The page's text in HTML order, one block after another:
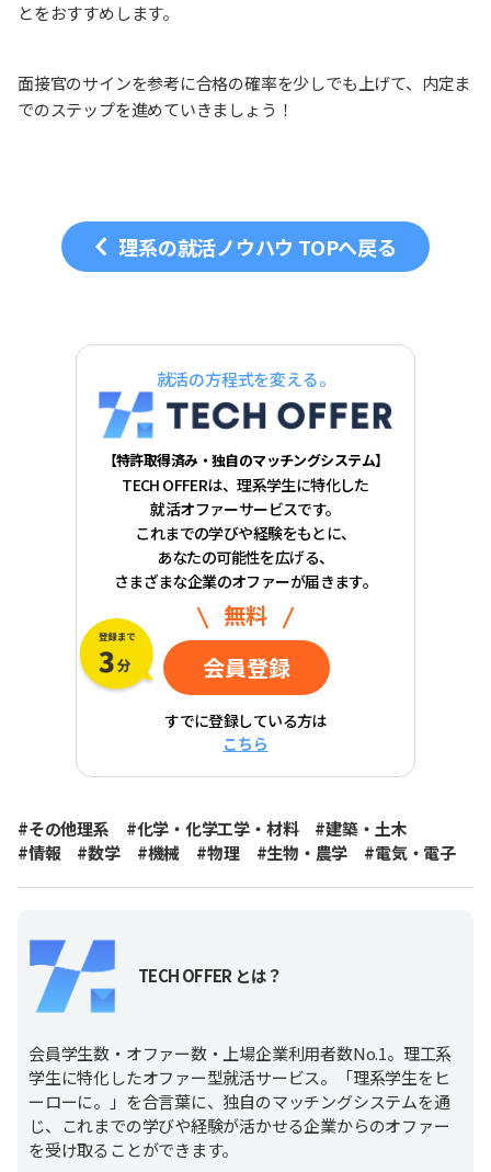
とをおすすめします。
面接官のサインを参考に合格の確率を少しでも上げて、内定ま
でのステップを進めていきましょう！
理系の就活ノウハウ TOPへ戻る
就活の方程式を変える。
【特許取得済み・独自のマッチングシステム】
TECH OFFERは、理系学生に特化した
就活オファーサービスです。
これまでの学びや経験をもとに、
あなたの可能性を広げる、
さまざまな企業のオファーが届きます。
無料
会員登録
すでに登録している方は
こちら
#その他理系 #化学・化学工学・材料
#建築・土木
#情報
#数学 #機械 #物理 #生物・農学 #電気・電子
TECH OFFER とは？
会員学生数・オファー数・上場企業利用者数No.1。理工系
学生に特化したオファー型就活サービス。「理系学生をヒ
ーローに。」を合言葉に、独自のマッチングシステムを通
じ、これまでの学びや経験が活かせる企業からのオファー
を受け取ることができます。